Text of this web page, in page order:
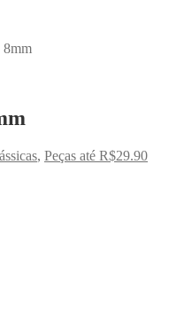
8mm
, Peças até R$29.90